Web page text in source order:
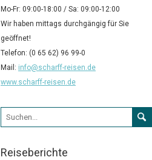
Mo-Fr: 09:00-18:00 / Sa: 09:00-12:00
Wir haben mittags durchgängig für Sie
geöffnet!
Telefon: (0 65 62) 96 99-0
Mail: info@scharff-reisen.de
www.scharff-reisen.de
Suchformular
Reiseberichte